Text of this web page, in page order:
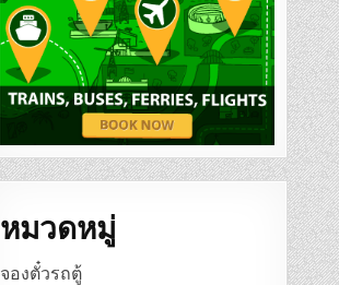
หมวดหมู่
จองตั๋วรถตู้